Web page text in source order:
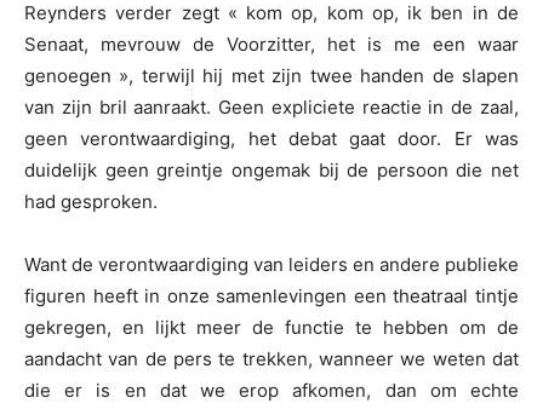
Reynders verder zegt « kom op, kom op, ik ben in de
Senaat, mevrouw de Voorzitter, het is me een waar
genoegen », terwijl hij met zijn twee handen de slapen
van zijn bril aanraakt. Geen expliciete reactie in de zaal,
geen verontwaardiging, het debat gaat door. Er was
duidelijk geen greintje ongemak bij de persoon die net
had gesproken.
Want de verontwaardiging van leiders en andere publieke
figuren heeft in onze samenlevingen een theatraal tintje
gekregen, en lijkt meer de functie te hebben om de
aandacht van de pers te trekken, wanneer we weten dat
die er is en dat we erop afkomen, dan om echte